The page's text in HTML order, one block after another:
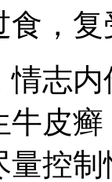
食，
情志
皮
量控